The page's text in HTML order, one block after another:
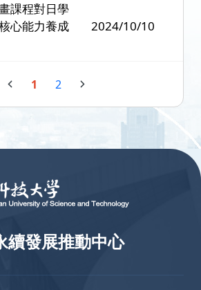
課程對日學
心能力養成
2024/10/10
1 2
續發展推動中心